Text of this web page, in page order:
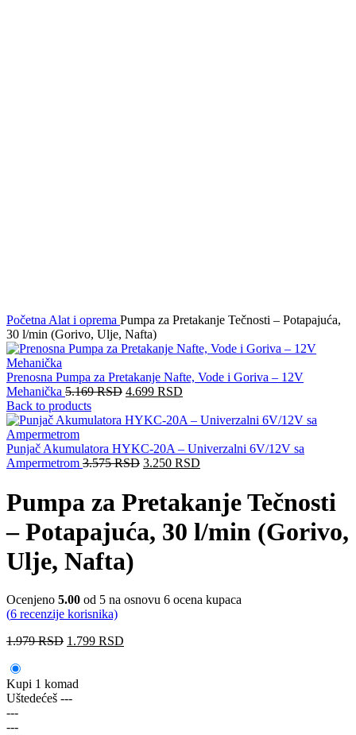
PočetnaAlat i oprema Pumpa za Pretakanje Tečnosti – Potapajuća,
30 l/min (Gorivo, Ulje, Nafta)
Prenosna Pumpa za Pretakanje Nafte, Vode i Goriva – 12V
Mehanička 5.169RSD 4.699 RSD
Back to products
Punjač Akumulatora HYKC-20A – Univerzalni 6V/12V sa
Ampermetrom 3.575RSD 3.250 RSD
Pumpa za Pretakanje Tečnosti
– Potapajuća, 30 l/min (Gorivo,
Ulje, Nafta)
Ocenjeno 5.00 od 5 na osnovu 6 ocena kupaca
(6 recenzije korisnika)
1.979RSD 1.799 RSD
Kupi 1 komad
Uštedećeš ---
---
---